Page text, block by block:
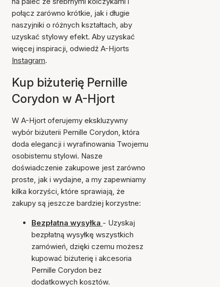
połącz zarówno krótkie, jak i długie
naszyjniki o różnych kształtach, aby
uzyskać stylowy efekt. Aby uzyskać
więcej inspiracji, odwiedź A-Hjorts
Instagram.
Kup biżuterię Pernille
Corydon w A-Hjort
W A-Hjort oferujemy ekskluzywny
wybór biżuterii Pernille Corydon, która
doda elegancji i wyrafinowania Twojemu
osobistemu stylowi. Nasze
doświadczenie zakupowe jest zarówno
proste, jak i wydajne, a my zapewniamy
kilka korzyści, które sprawiają, że
zakupy są jeszcze bardziej korzystne:
Bezpłatna wysyłka - Uzyskaj
bezpłatną wysyłkę wszystkich
zamówień, dzięki czemu możesz
kupować biżuterię i akcesoria
Pernille Corydon bez
dodatkowych kosztów.